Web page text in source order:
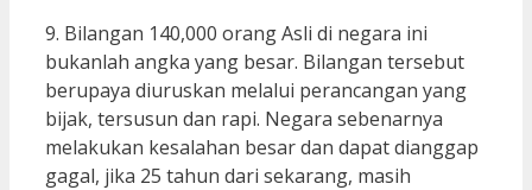
9. Bilangan 140,000 orang Asli di negara ini
bukanlah angka yang besar. Bilangan tersebut
berupaya diuruskan melalui perancangan yang
bijak, tersusun dan rapi. Negara sebenarnya
melakukan kesalahan besar dan dapat dianggap
gagal, jika 25 tahun dari sekarang, masih